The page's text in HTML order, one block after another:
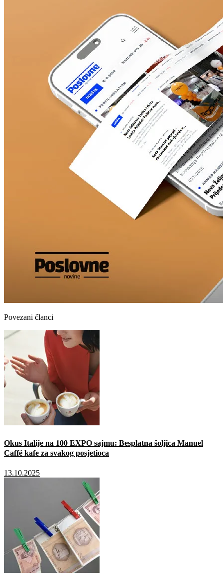
Povezani članci
Okus Italije na 100 EXPO sajmu: Besplatna šoljica Manuel
Caffé kafe za svakog posjetioca
13.10.2025